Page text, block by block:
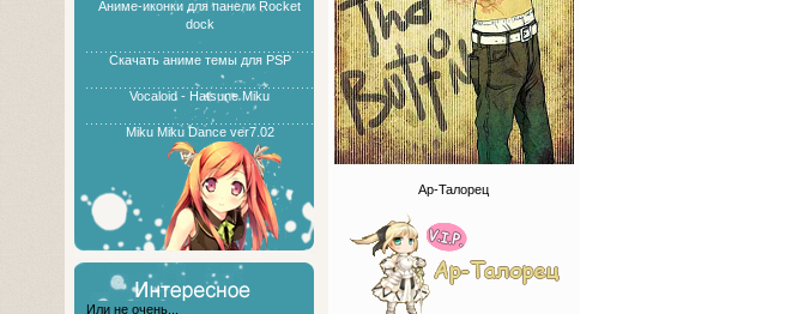
Аниме-иконки для панели Rocket
dock
Скачать аниме темы для PSP
Vocaloid - Hatsune Miku
Miku Miku Dance ver7.02
Или не очень...
Ар-Талорец